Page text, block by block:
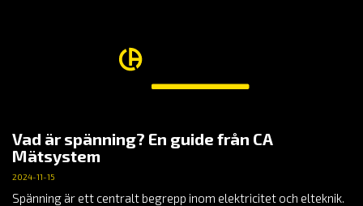
Vad är spänning? En guide från CA
Mätsystem
2024-11-15
Spänning är ett centralt begrepp inom elektricitet och elteknik.